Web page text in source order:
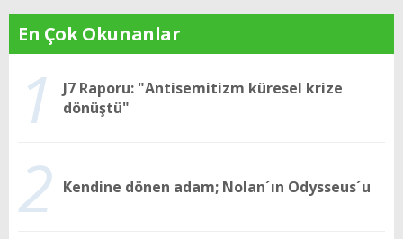
En Çok Okunanlar
1
J7 Raporu: "Antisemitizm küresel krize
dönüştü"
2 Kendine dönen adam; Nolan´ın Odysseus´u